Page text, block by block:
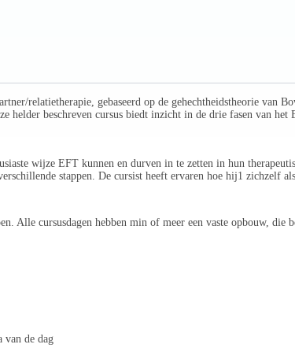
relatietherapie, gebaseerd op de gehechtheidstheorie van
helder beschreven cursus biedt inzicht in de drie fasen van
wijze EFT kunnen en durven in te zetten in hun
stappen. De cursist heeft ervaren hoe hij1 zichzelf
Alle cursusdagen hebben min of meer een vaste opbouw, die
van de dag